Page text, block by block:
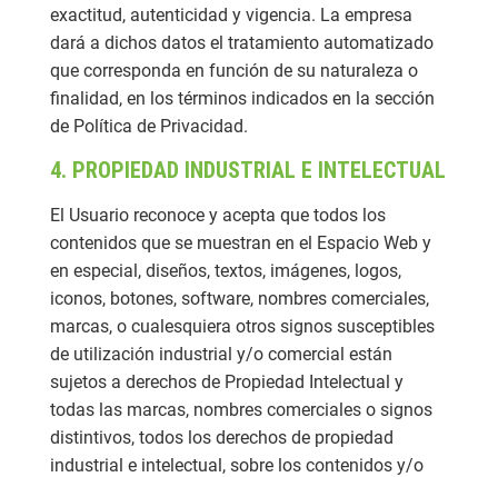
exactitud, autenticidad y vigencia. La empresa
dará a dichos datos el tratamiento automatizado
que corresponda en función de su naturaleza o
finalidad, en los términos indicados en la sección
de Política de Privacidad.
4. PROPIEDAD INDUSTRIAL E INTELECTUAL
El Usuario reconoce y acepta que todos los
contenidos que se muestran en el Espacio Web y
en especial, diseños, textos, imágenes, logos,
iconos, botones, software, nombres comerciales,
marcas, o cualesquiera otros signos susceptibles
de utilización industrial y/o comercial están
sujetos a derechos de Propiedad Intelectual y
todas las marcas, nombres comerciales o signos
distintivos, todos los derechos de propiedad
industrial e intelectual, sobre los contenidos y/o